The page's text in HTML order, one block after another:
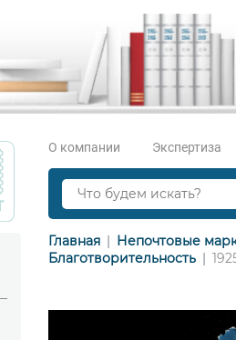
О компании Экспертиза
Главная Непочтовые
Благотворительность